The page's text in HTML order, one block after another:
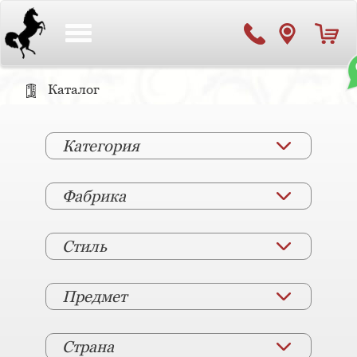
Каталог
Категория
Фабрика
Стиль
Предмет
Страна